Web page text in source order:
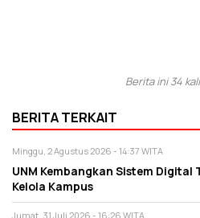
Berita ini 34
BERITA TERKAIT
Minggu, 2 Agustus 2026 - 14:37 WITA
UNM Kembangkan Sistem
Kelola Kampus
Jumat, 31 Juli 2026 - 16:26 WITA